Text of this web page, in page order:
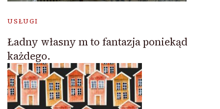
USŁUGI
Ładny własny m to fantazja poniekąd
każdego.